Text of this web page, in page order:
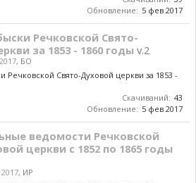
Обновление: 5 фев 2017
Речковской Свято-
за 1853 - 1860 годы v.2
, БО
Речковской Свято-Духовой церкви за 1853 -
Скачиваний: 43
Обновление: 5 фев 2017
ведомости Речковской
церкви с 1852 по 1865 годы
, ИР